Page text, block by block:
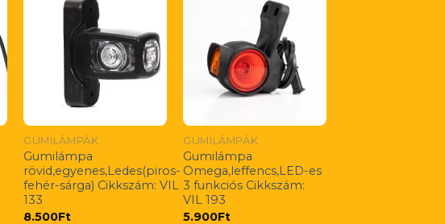
GUMILÁMPÁK
Gumilámpa
rövid,egyenes,Ledes(piros-
fehér-sárga) Cikkszám: VIL
133
8.500Ft
GUMILÁMPÁK
Gumilámpa
Omega,leffencs,LED-es
3 funkciós Cikkszám:
VIL 193
5.900Ft